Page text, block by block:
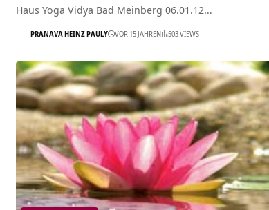
Haus Yoga Vidya Bad Meinberg 06.01.12…
PRANAVA HEINZ PAULY VOR 15 JAHREN 503 VIEWS